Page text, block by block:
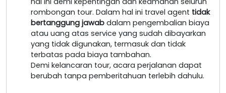
rombongan tour. Dalam hal ini travel agent tidak
bertanggung jawab dalam pengembalian biaya
atau uang atas service yang sudah dibayarkan
yang tidak digunakan, termasuk dan tidak
terbatas pada biaya tambahan.
Demi kelancaran tour, acara perjalanan dapat
berubah tanpa pemberitahuan terlebih dahulu.